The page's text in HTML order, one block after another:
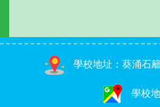
學校地址：葵涌石
學校